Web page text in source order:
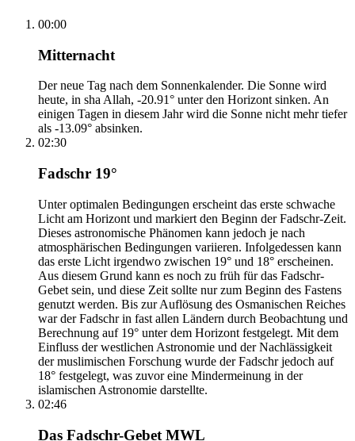
00:00
Mitternacht
Der neue Tag nach dem Sonnenkalender. Die Sonne wird
heute, in sha Allah, -20.91° unter den Horizont sinken. An
einigen Tagen in diesem Jahr wird die Sonne nicht mehr tiefer
als -13.09° absinken.
02:30
Fadschr 19°
Unter optimalen Bedingungen erscheint das erste schwache
Licht am Horizont und markiert den Beginn der Fadschr-Zeit.
Dieses astronomische Phänomen kann jedoch je nach
atmosphärischen Bedingungen variieren. Infolgedessen kann
das erste Licht irgendwo zwischen 19° und 18° erscheinen.
Aus diesem Grund kann es noch zu früh für das Fadschr-
Gebet sein, und diese Zeit sollte nur zum Beginn des Fastens
genutzt werden. Bis zur Auflösung des Osmanischen Reiches
war der Fadschr in fast allen Ländern durch Beobachtung und
Berechnung auf 19° unter dem Horizont festgelegt. Mit dem
Einfluss der westlichen Astronomie und der Nachlässigkeit
der muslimischen Forschung wurde der Fadschr jedoch auf
18° festgelegt, was zuvor eine Mindermeinung in der
islamischen Astronomie darstellte.
02:46
Das Fadschr-Gebet MWL